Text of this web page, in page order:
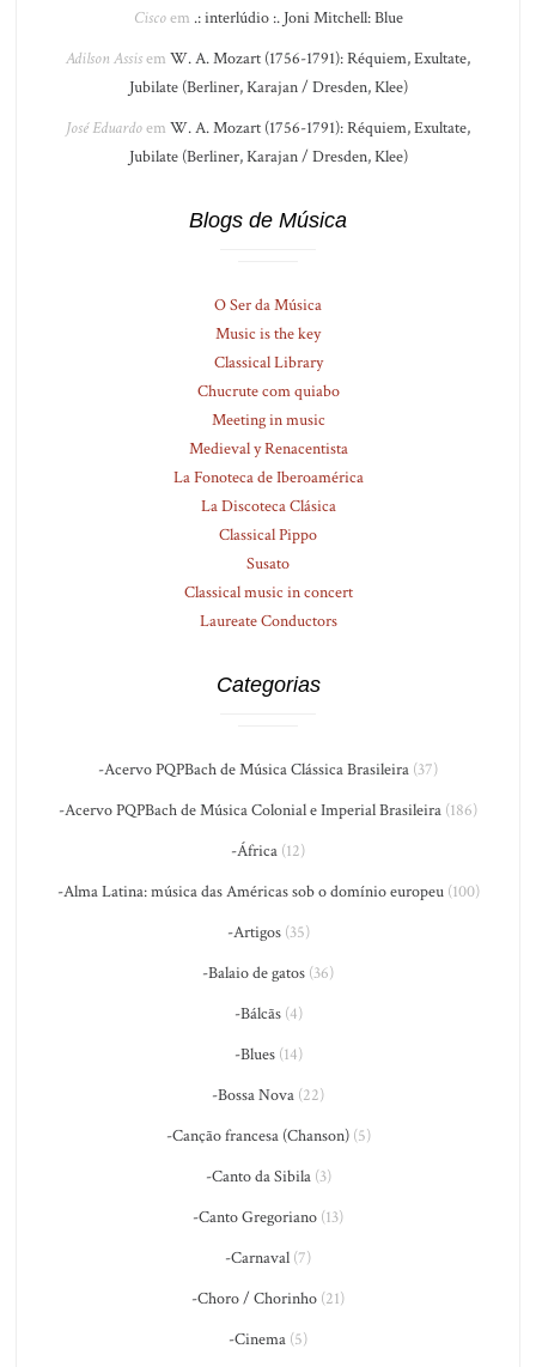
Ciscoem .: interlúdio :. Joni Mitchell: Blue
Adilson Assisem W. A. Mozart (1756-1791): Réquiem, Exultate,
Jubilate (Berliner, Karajan / Dresden, Klee)
José Eduardoem W. A. Mozart (1756-1791): Réquiem, Exultate,
Jubilate (Berliner, Karajan / Dresden, Klee)
Blogs de Música
O Ser da Música
Music is the key
Classical Library
Chucrute com quiabo
Meeting in music
Medieval y Renacentista
La Fonoteca de Iberoamérica
La Discoteca Clásica
Classical Pippo
Susato
Classical music in concert
Laureate Conductors
Categorias
-Acervo PQPBach de Música Clássica Brasileira (37)
-Acervo PQPBach de Música Colonial e Imperial Brasileira (186)
-África (12)
-Alma Latina: música das Américas sob o domínio europeu(100)
-Artigos(35)
-Balaio de gatos (36)
-Bálcãs(4)
-Blues(14)
-Bossa Nova (22)
-Canção francesa (Chanson)(5)
-Canto da Sibila(3)
-Canto Gregoriano (13)
-Carnaval (7)
-Choro / Chorinho (21)
-Cinema (5)